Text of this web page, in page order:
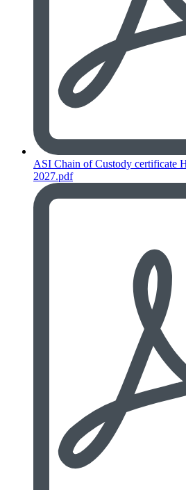
ASI Chain of Custody certificate
2027.pdf